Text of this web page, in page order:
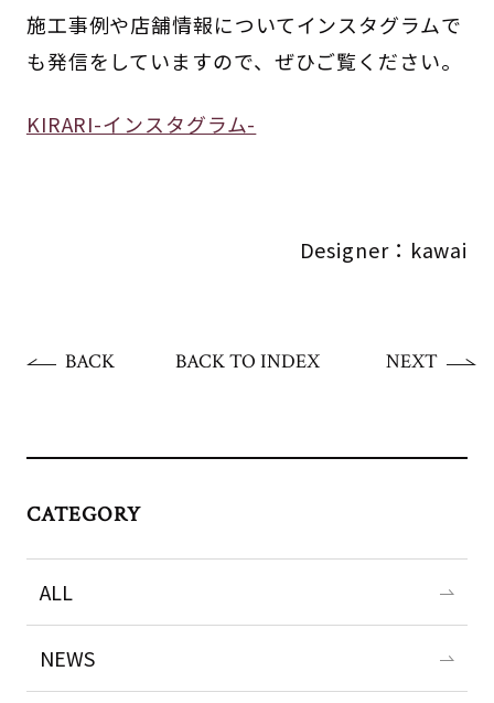
施工事例や店舗情報についてインスタグラムで
も発信をしていますので、ぜひご覧ください。
KIRARI-インスタグラム-
Designer：kawai
BACK BACK TO INDEX NEXT
CATEGORY
ALL
NEWS